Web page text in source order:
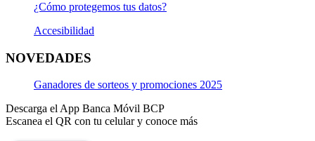
¿Cómo protegemos tus datos?
Accesibilidad
NOVEDADES
Ganadores de sorteos y promociones 2025
Descarga el App Banca Móvil BCP
Escanea el QR con tu celular y conoce más